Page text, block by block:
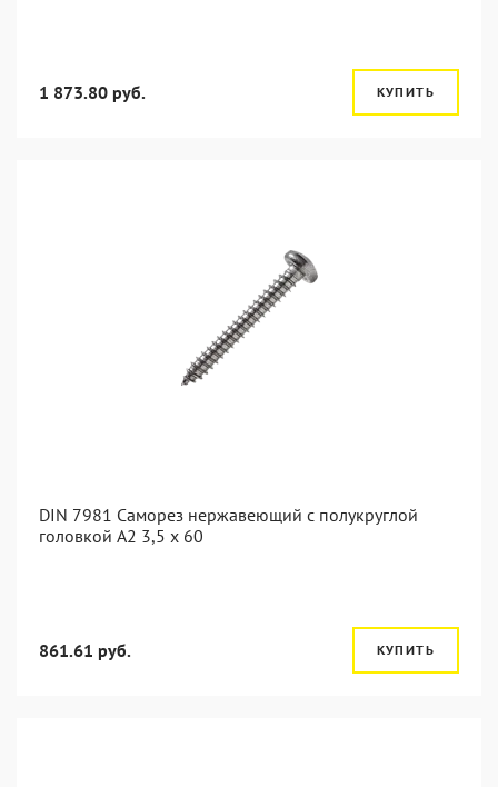
1 873.80 руб. КУПИТЬ
DIN 7981 Саморез нержавеющий с полукруглой
головкой А2 3,5 x 60
861.61 руб. КУПИТЬ